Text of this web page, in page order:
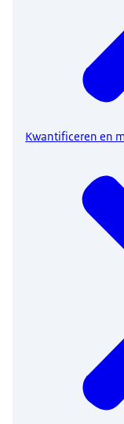
Kwantificeren en